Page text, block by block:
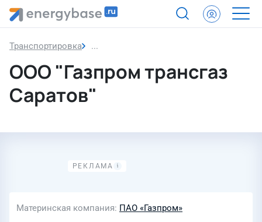
Транспортировка ООО "Газпром трансгаз Саратов"
ООО "Газпром трансгаз
Саратов"
Материнская компания ПАО «Газпром»